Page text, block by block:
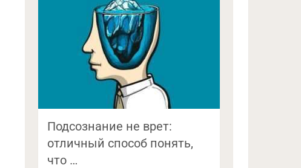
Подсознание не врет:
отличный способ понять,
что …